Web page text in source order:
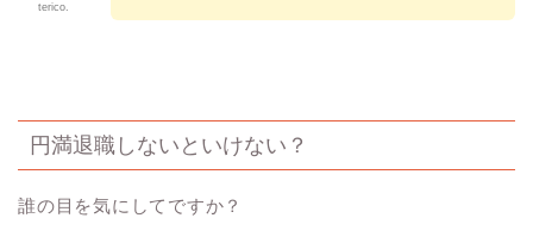
terico.
円満退職しないといけない？
誰の目を気にしてですか？